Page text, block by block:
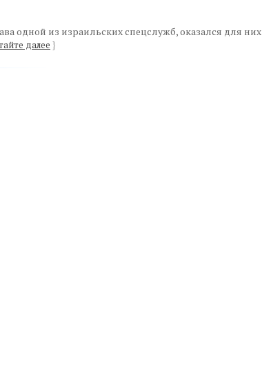
одной из израильских спецслужб, оказался для них
далее }